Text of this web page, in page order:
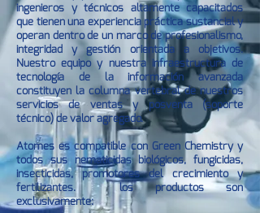
ingenieros y técnicos altamente capacitados
que tienen una experiencia práctica sustancial y
operan dentro de un marco de profesionalismo,
integridad y gestión orientada a objetivos.
Nuestro equipo y nuestra infraestructura de
tecnología de la información avanzada
constituyen la columna vertebral de nuestros
servicios de ventas y posventa (soporte
técnico) de valor agregado.
Atomes es compatible con Green Chemistry y
todos sus nematicidas biológicos, fungicidas,
insecticidas, promotores del crecimiento y
fertilizantes.
los productosson
exclusivamente: